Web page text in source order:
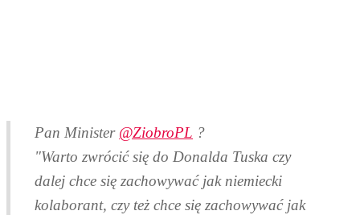
Pan Minister @ZiobroPL ?
"Warto zwrócić się do Donalda Tuska czy
dalej chce się zachowywać jak niemiecki
kolaborant, czy też chce się zachowywać jak